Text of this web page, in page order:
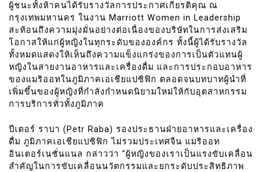
ผู้ชนะทั้งห้าคนได้รับรางวัลการประกาศเกียรติคุณ ณ
กรุงเทพมหานคร ในงาน Marriott Women in Leadership
สะท้อนถึงความมุ่งมั่นอย่างต่อเนื่องของบริษัทในการส่งเสริม
โอกาสให้แก่ผู้หญิงในทุกระดับขององค์กร ทั้งนี้ผู้ได้รับรางวัล
ทั้งหมดแสดงให้เห็นถึงความแข็งแกร่งของการเป็นตัวแทนผู้
หญิงในสายงานอาหารและเครื่องดื่ม และการประกอบอาหาร
ของแมริออทในภูมิภาคเอเชียแปซิฟิก ตลอดจนบทบาทผู้นำที่
เพิ่มขึ้นของผู้หญิงที่กำลังกำหนดนิยามใหม่ให้กับอุตสาหกรรม
การบริการทั่วทั้งภูมิภาค
ปีเตอร์ ราบา (Petr Raba) รองประธานฝ่ายอาหารและเครื่อง
ดื่ม ภูมิภาคเอเชียแปซิฟิก ไม่รวมประเทศจีน แมริออท
อินเตอร์เนชั่นแนล กล่าวว่า “ผู้หญิงของเราเป็นแรงขับเคลื่อน
สำคัญในการขับเคลื่อนนวัตกรรมและยกระดับประสิทธิภาพ